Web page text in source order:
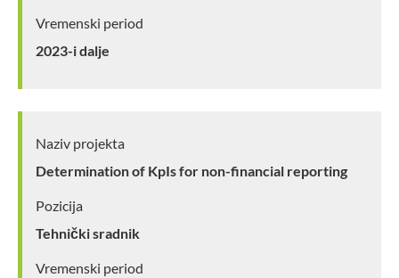
Vremenski period
2023-i dalje
Naziv projekta
Determination of KpIs for non-financial reporting
Pozicija
Tehnički sradnik
Vremenski period